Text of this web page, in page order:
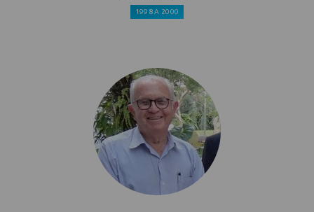
1998 A 2000